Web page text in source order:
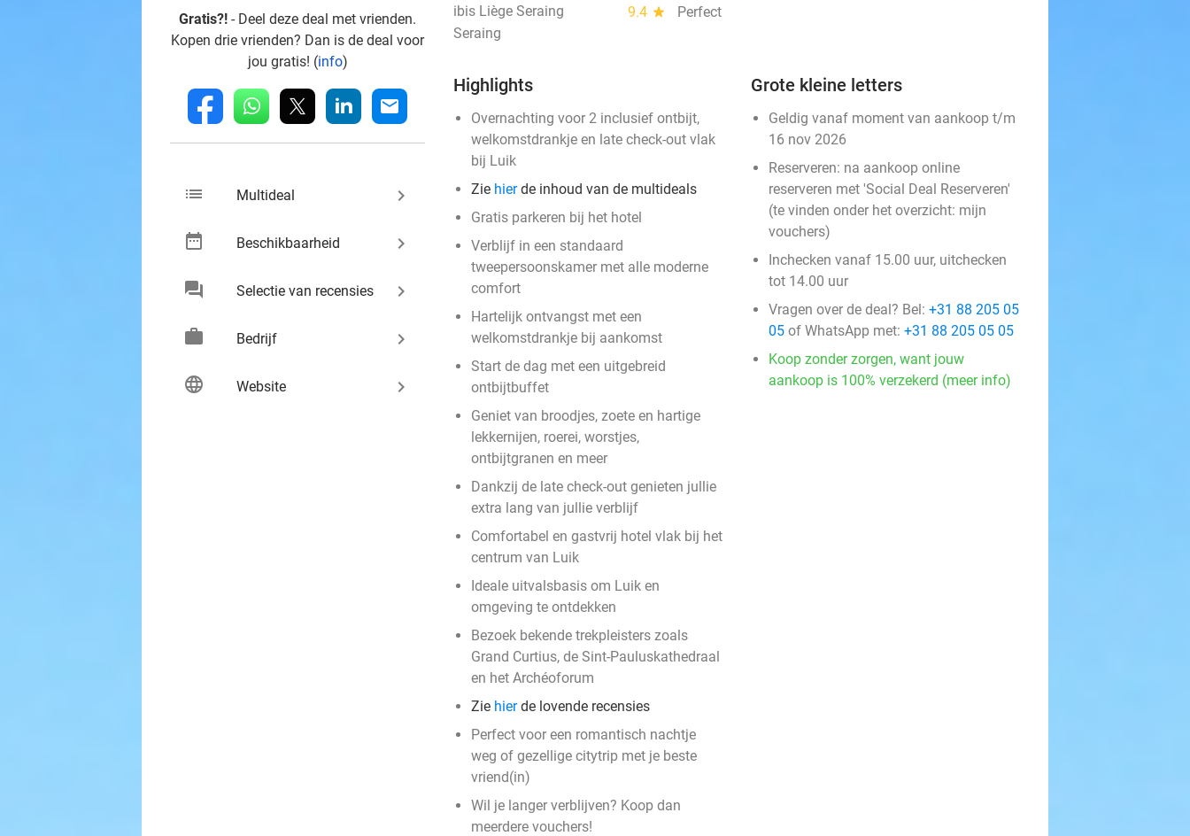
Gratis?! - Deel deze deal met vrienden.
Kopen drie vrienden? Dan is de deal voor
jou gratis! (info)
fb whatsapp linkedin mail
list Multideal keyboard_arrow_right
date_range Beschikbaarheid keyboard_arrow_right
chat Selectie van recensies keyboard_arrow_right
work Bedrijf keyboard_arrow_right
language Website keyboard_arrow_right
ibis Liège Seraing 9.4 star
Perfect
Seraing
Highlights
Overnachting voor 2 inclusief ontbijt,
welkomstdrankje en late check-out vlak
bij Luik
Zie hierde inhoud van de multideals
Gratis parkeren bij het hotel
Verblijf in een standaard
tweepersoonskamer met alle moderne
comfort
Hartelijk ontvangst met een
welkomstdrankje bij aankomst
Start de dag met een uitgebreid
ontbijtbuffet
Geniet van broodjes, zoete en hartige
lekkernijen, roerei, worstjes,
ontbijtgranen en meer
Dankzij de late check-out genieten jullie
extra lang van jullie verblijf
Comfortabel en gastvrij hotel vlak bij het
centrum van Luik
Ideale uitvalsbasis om Luik en
omgeving te ontdekken
Bezoek bekende trekpleisters zoals
Grand Curtius, de Sint-Pauluskathedraal
en het Archéoforum
Zie hierde lovende recensies
Perfect voor een romantisch nachtje
weg of gezellige citytrip met je beste
vriend(in)
Wil je langer verblijven? Koop dan
meerdere vouchers!
Grote kleine letters
Geldig vanaf moment van aankoop t/m
16 nov 2026
Reserveren: na aankoop online
reserveren met 'Social Deal Reserveren'
(te vinden onder het overzicht: mijn
vouchers)
Inchecken vanaf 15.00 uur, uitchecken
tot 14.00 uur
Vragen over de deal? Bel: +31 88 205 05
05 of WhatsApp met: +31 88 205 05 05
Koop zonder zorgen, want jouw
aankoop is 100% verzekerd (meer info)